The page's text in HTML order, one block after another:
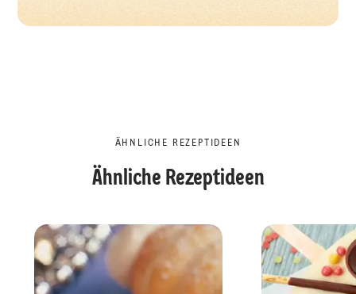
ÄHNLICHE REZEPTIDEEN
Ähnliche Rezeptideen